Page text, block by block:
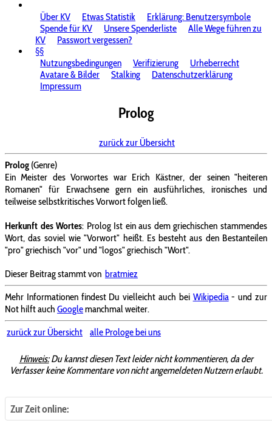
Über KV
Etwas Statistik
Erklärung: Benutzersymbole
Spende für KV
Unsere Spenderliste
Alle Wege führen zu
KV
Passwort vergessen?
§§
Nutzungsbedingungen
Verifizierung
Urheberrecht
Avatare & Bilder
Stalking
Datenschutzerklärung
Impressum
Prolog
zurück zur Übersicht
Prolog (Genre)
Ein Meister des Vorwortes war Erich Kästner, der seinen "heiteren
Romanen" für Erwachsene gern ein ausführliches, ironisches und
teilweise selbstkritisches Vorwort folgen ließ.
Herkunft des Wortes: Prolog Ist ein aus dem griechischen stammendes
Wort, das soviel wie "Vorwort" heißt. Es besteht aus den Bestanteilen
"pro" griechisch "vor" und "logos" griechisch "Wort".
Dieser Beitrag stammt von bratmiez
Mehr Informationen findest Du vielleicht auch bei Wikipedia- und zur
Not hilft auch Googlemanchmal weiter.
zurück zur Übersicht
alle Prologe bei uns
Hinweis:Du kannst diesen Text leider nicht kommentieren, da der
Verfasser keine Kommentare von nicht angemeldeten Nutzern erlaubt.
Zur Zeit online: